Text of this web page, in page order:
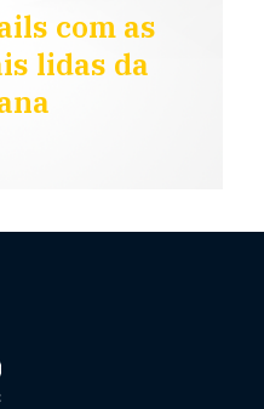
com as
lidas da